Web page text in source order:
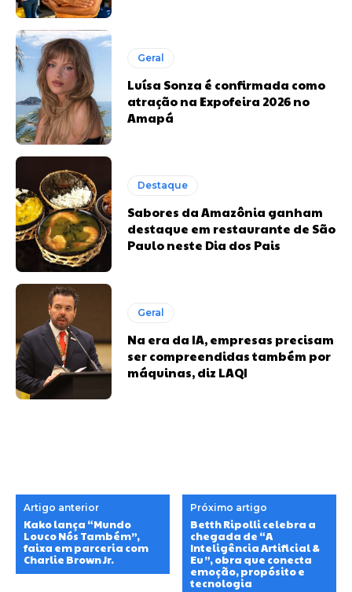
Geral
Luísa Sonza é confirmada como
atração na Expofeira 2026 no
Amapá
Destaque
Sabores da Amazônia ganham
destaque em restaurante de São
Paulo neste Dia dos Pais
Geral
Na era da IA, empresas precisam
ser compreendidas também por
máquinas, diz LAQI
Artigo anterior
Kako lança “Mundo
Louco Nós Também”,
faixa em parceria com
Charlie Brown Jr.
Próximo artigo
Betth Ripolli celebra a
chegada de “A
Inteligência Artificial &
Eu”, obra que conecta
emoção, propósito e
tecnologia